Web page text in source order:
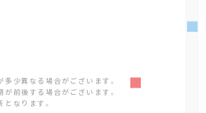
多少異なる場合がございます。
が前後する場合がございます。
となります。